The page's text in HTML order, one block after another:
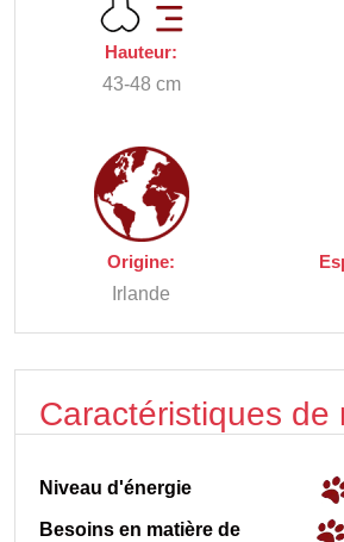
Hauteur:
43-48 cm
Origine:
Irlande
Caractéristiques de
Niveau d'énergie
Besoins en matière de